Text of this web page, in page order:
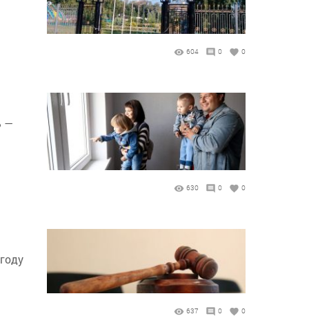
604 0 0
—
630 0 0
637 0 0